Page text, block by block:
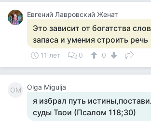
Евгений Лавровский Женат
Это зависит от богатства
запаса и умения строить речь
11 лет 0 0
OM Olga Migulja
я избрал путь
суды Твои (Псалом 118;30)